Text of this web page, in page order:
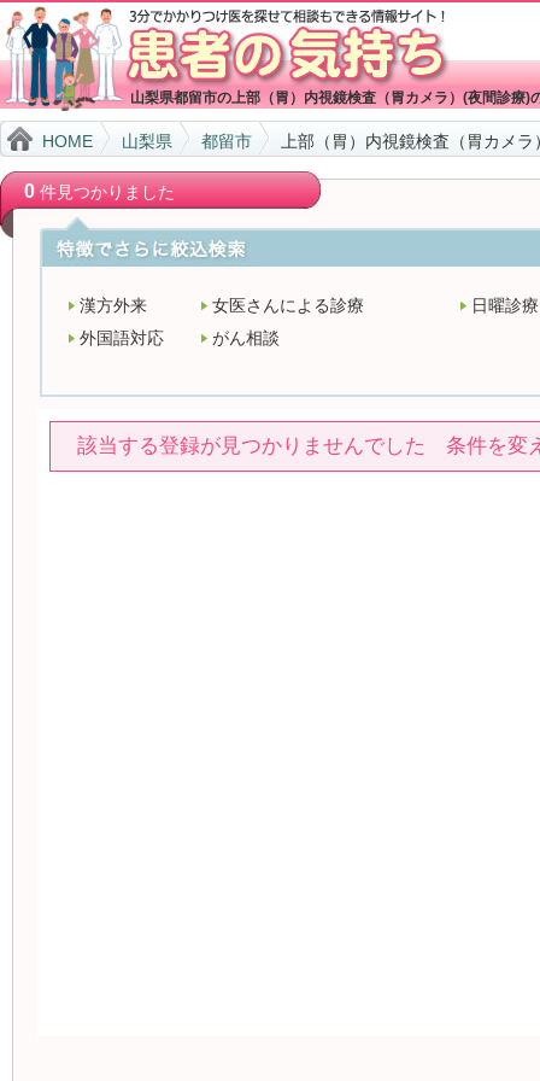
山梨県都留市の上部（胃）内視鏡検査（胃カメラ）(夜間診療)
HOME 山梨県 都留市 上部（胃）内視鏡検査（胃カメ
0件見つかりました
漢方外来 女医さんによる診療
日曜診療
外国語対応
がん相談
該当する登録が見つかりませんでした 条件を